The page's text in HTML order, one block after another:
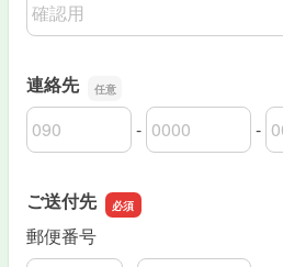
連絡先
連絡先の市外局番
-
連絡先の市内局番 -
連絡先の加入者番号
ご送付先
郵便番号